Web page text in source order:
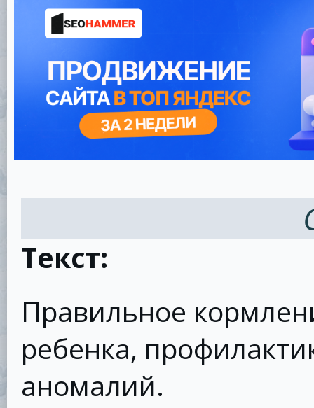
Текст:
Правильное
ребенка,
аномалий.